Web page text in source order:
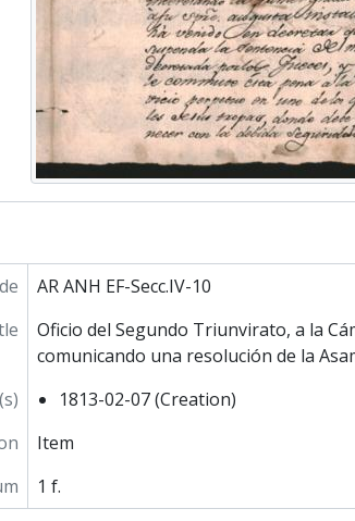
AR ANH EF-Secc.IV-10
Oficio del Segundo Triunvirato, a la
comunicando una resolución de la
1813-02-07 (Creation)
Item
1 f.